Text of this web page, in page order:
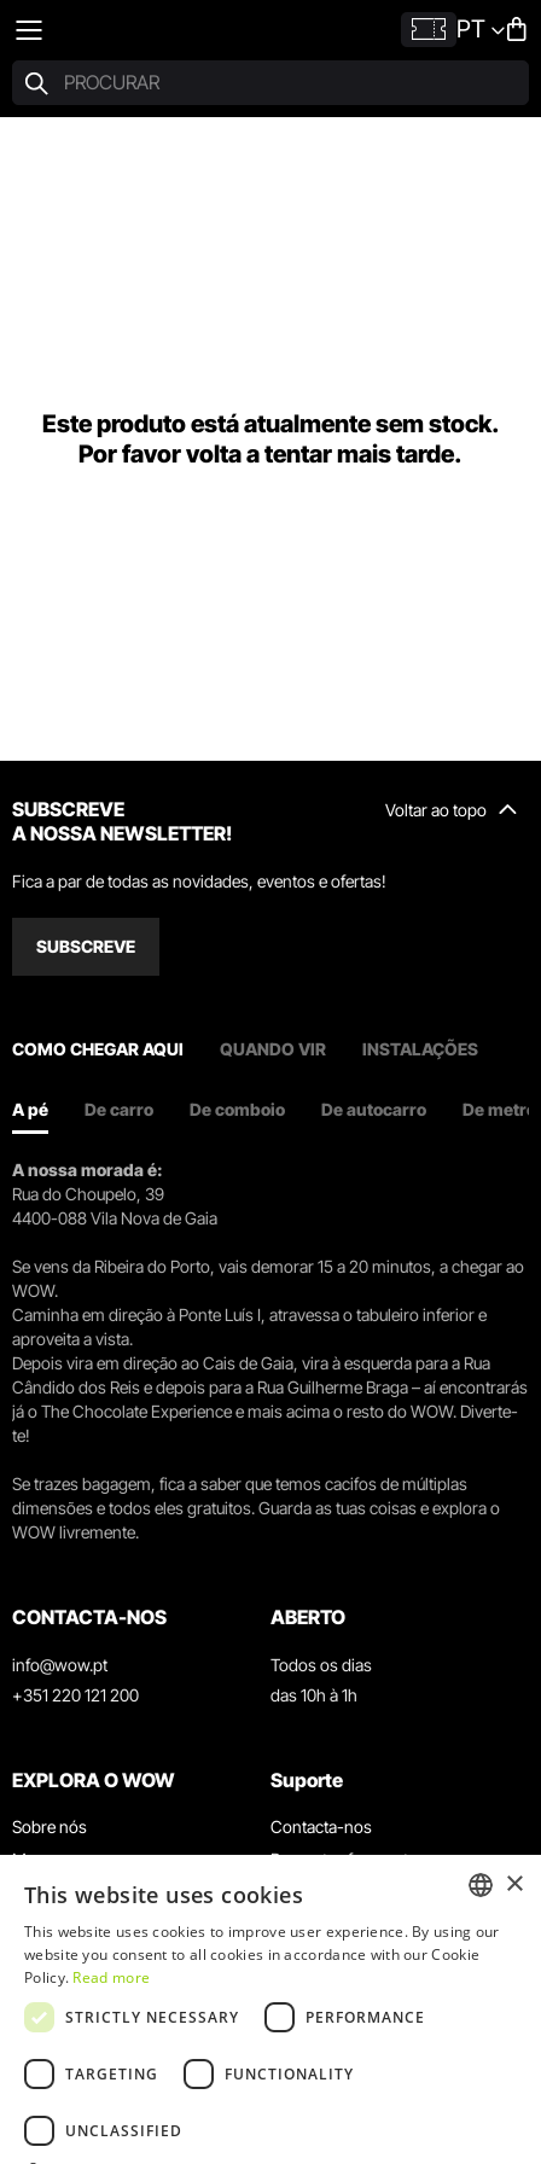
PT
Este produto está atualmente sem stock.
Por favor volta a tentar mais tarde.
Voltar ao topo
SUBSCREVE
A NOSSA NEWSLETTER!
Fica a par de todas as novidades, eventos e ofertas!
SUBSCREVE
COMO CHEGAR AQUI QUANDO VIR INSTALAÇÕES
A pé De carro De comboio De autocarro De metro
A nossa morada é:
Rua do Choupelo, 39
4400-088 Vila Nova de Gaia
Se vens da Ribeira do Porto, vais demorar 15 a 20 minutos, a chegar ao
WOW.
Caminha em direção à Ponte Luís I, atravessa o tabuleiro inferior e
aproveita a vista.
Depois vira em direção ao Cais de Gaia, vira à esquerda para a Rua
Cândido dos Reis e depois para a Rua Guilherme Braga – aí encontrarás
já o The Chocolate Experience e mais acima o resto do WOW. Diverte-
te!
Se trazes bagagem, fica a saber que temos cacifos de múltiplas
dimensões e todos eles gratuitos. Guarda as tuas coisas e explora o
WOW livremente.
CONTACTA-NOS
info@wow.pt
+351 220 121 200
ABERTO
Todos os dias
das 10h à 1h
EXPLORA O WOW
Sobre nós
Museus
Agenda
Notícias
Restaurantes
Cartão WOW
Grupos e Eventos
Serviço Educativo
Suporte
Contacta-nos
Perguntas frequentes
Termos e Condições
Política de privacidade e cookies
Trabalha connosco
Livro de reclamações
ENGLISH
×
This website uses cookies
This website uses cookies to improve user experience. By using our
website you consent to all cookies in accordance with our Cookie
Policy. Read more
STRICTLY NECESSARY
PERFORMANCE
TARGETING FUNCTIONALITY
UNCLASSIFIED